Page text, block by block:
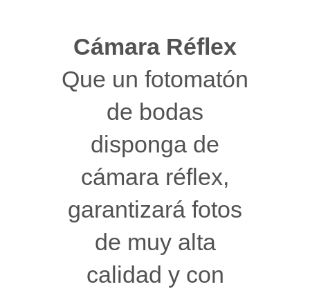
Cámara Réflex
Que un fotomatón
de bodas
disponga de
cámara réflex,
garantizará fotos
de muy alta
calidad y con